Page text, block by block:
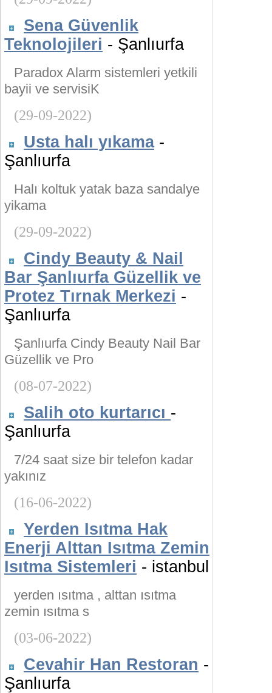
Sena Güvenlik
Teknolojileri - Şanlıurfa
Paradox Alarm sistemleri yetkili
bayii ve servisiK
(29-09-2022)
Usta halı yıkama-
Şanlıurfa
Halı koltuk yatak baza sandalye
yikama
(29-09-2022)
Cindy Beauty & Nail
Bar Şanlıurfa Güzellik ve
Protez Tırnak Merkezi -
Şanlıurfa
Şanlıurfa Cindy Beauty Nail Bar
Güzellik ve Pro
(08-07-2022)
Salih oto kurtarıcı -
Şanlıurfa
7/24 saat size bir telefon kadar
yakınız
(16-06-2022)
Yerden Isıtma Hak
Enerji Alttan Isıtma Zemin
Isıtma Sistemleri - istanbul
yerden ısıtma , alttan ısıtma
zemin ısıtma s
(03-06-2022)
Cevahir Han Restoran -
Şanlıurfa